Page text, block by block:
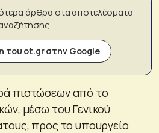
άρθρα στα αποτελέσματα
του ot.gr στην Google
πιστώσεων από το
μέσω του Γενικού
προς το υπουργείο